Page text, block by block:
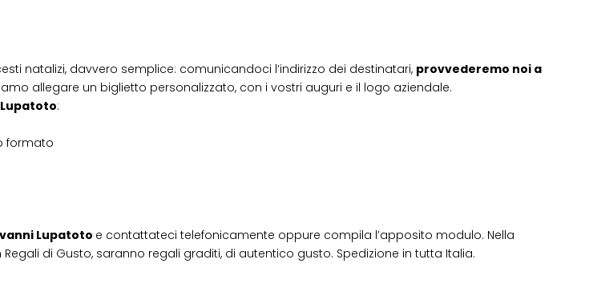
natalizi, davvero semplice: comunicandoci l’indirizzo dei destinatari, provvederemo noi a
allegare un biglietto personalizzato, con i vostri auguri e il logo aziendale.
:
formato
Lupatoto e contattateci telefonicamente oppure compila l’apposito modulo. Nella
Regali di Gusto, saranno regali graditi, di autentico gusto. Spedizione in tutta Italia.